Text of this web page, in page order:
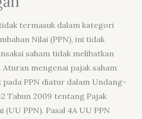
termasuk dalam kategori
Nilai (PPN), ini tidak
saham tidak melibatkan
Aturan mengenai pajak saham
PPN diatur dalam Undang-
Tahun 2009 tentang Pajak
(UU PPN). Pasal 4A UU PPN